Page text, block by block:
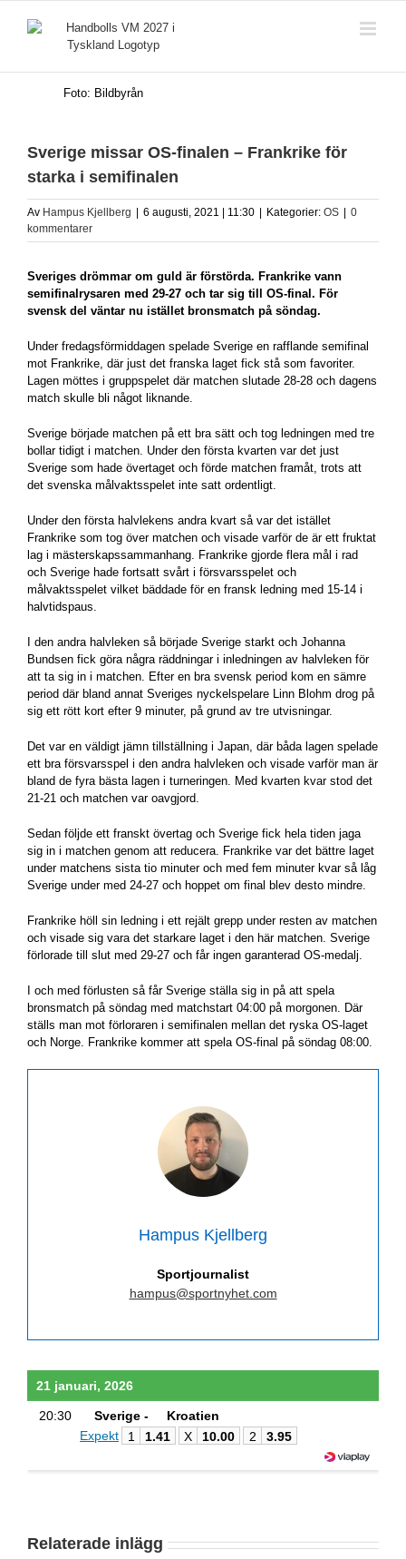
Foto: Bildbyrån
Sverige missar OS-finalen – Frankrike för
starka i semifinalen
Av Hampus Kjellberg 6 augusti, 2021 | 11:30 Kategorier: OS
0
kommentarer
Sveriges drömmar om guld är förstörda. Frankrike vann
semifinalrysaren med 29-27 och tar sig till OS-final. För
svensk del väntar nu istället bronsmatch på söndag.
Under fredagsförmiddagen spelade Sverige en rafflande semifinal
mot Frankrike, där just det franska laget fick stå som favoriter.
Lagen möttes i gruppspelet där matchen slutade 28-28 och dagens
match skulle bli något liknande.
Sverige började matchen på ett bra sätt och tog ledningen med tre
bollar tidigt i matchen. Under den första kvarten var det just
Sverige som hade övertaget och förde matchen framåt, trots att
det svenska målvaktsspelet inte satt ordentligt.
Under den första halvlekens andra kvart så var det istället
Frankrike som tog över matchen och visade varför de är ett fruktat
lag i mästerskapssammanhang. Frankrike gjorde flera mål i rad
och Sverige hade fortsatt svårt i försvarsspelet och
målvaktsspelet vilket bäddade för en fransk ledning med 15-14 i
halvtidspaus.
I den andra halvleken så började Sverige starkt och Johanna
Bundsen fick göra några räddningar i inledningen av halvleken för
att ta sig in i matchen. Efter en bra svensk period kom en sämre
period där bland annat Sveriges nyckelspelare Linn Blohm drog på
sig ett rött kort efter 9 minuter, på grund av tre utvisningar.
Det var en väldigt jämn tillställning i Japan, där båda lagen spelade
ett bra försvarsspel i den andra halvleken och visade varför man är
bland de fyra bästa lagen i turneringen. Med kvarten kvar stod det
21-21 och matchen var oavgjord.
Sedan följde ett franskt övertag och Sverige fick hela tiden jaga
sig in i matchen genom att reducera. Frankrike var det bättre laget
under matchens sista tio minuter och med fem minuter kvar så låg
Sverige under med 24-27 och hoppet om final blev desto mindre.
Frankrike höll sin ledning i ett rejält grepp under resten av matchen
och visade sig vara det starkare laget i den här matchen. Sverige
förlorade till slut med 29-27 och får ingen garanterad OS-medalj.
I och med förlusten så får Sverige ställa sig in på att spela
bronsmatch på söndag med matchstart 04:00 på morgonen. Där
ställs man mot förloraren i semifinalen mellan det ryska OS-laget
och Norge. Frankrike kommer att spela OS-final på söndag 08:00.
Hampus Kjellberg
Sportjournalist
hampus@sportnyhet.com
21 januari, 2026
20:30 Sverige -
Kroatien
Expekt
1 1.41 X 10.00 2 3.95
Relaterade inlägg